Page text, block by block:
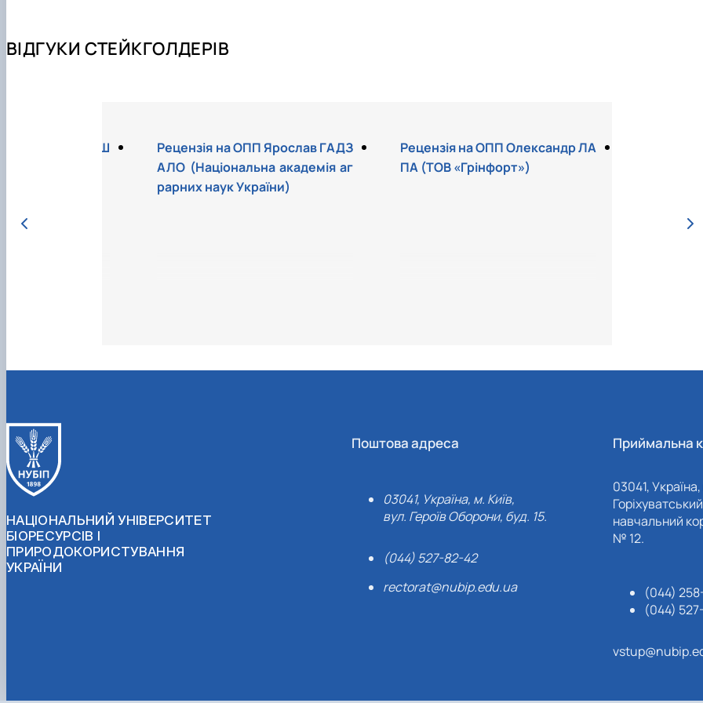
ВІДГУКИ СТЕЙКГОЛДЕРІВ
Олег КРИВОШ
Рецензія на ОПП Ярослав ГАДЗ
АЛО (Національна академія аг
рарних наук України)
Рецензія на ОПП Олександр ЛА
ПА (ТОВ «Грінфорт»)
НАЦІОНАЛЬНИЙ УНІВЕРСИТЕТ
БІОРЕСУРСІВ І
ПРИРОДОКОРИСТУВАННЯ
УКРАЇНИ
Поштова адреса
03041, Україна, м. Київ,
вул. Героїв Оборони, буд. 15.
(044) 527-82-42
rectorat@nubip.edu.ua
Приймальна
03041,
навчальний
№ 12.
(044)
(044)